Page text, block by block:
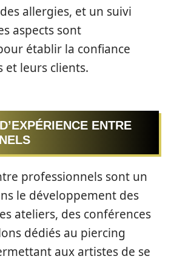
allergies, et un suivi
aspects sont
établir la confiance
et leurs clients.
ENTRE
professionnels sont un
le développement des
ateliers, des conférences
dédiés au piercing
aux artistes de se